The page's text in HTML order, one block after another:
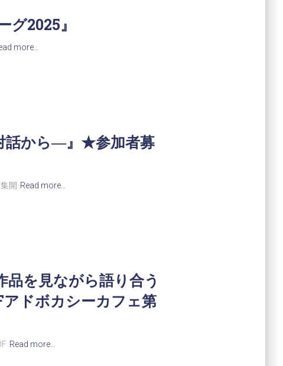
2025』
more…
話から―』★参加者募
開 Read more…
を見ながら語り合う
ーカフェ第
Read more…